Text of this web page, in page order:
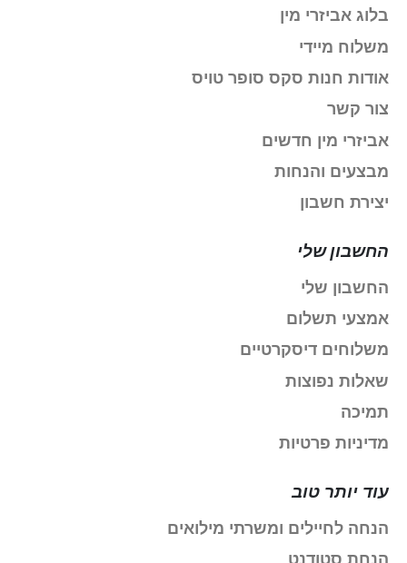
בלוג אביזרי מין
משלוח מיידי
אודות חנות סקס סופר טויס
צור קשר
אביזרי מין חדשים
מבצעים והנחות
יצירת חשבון
החשבון שלי
החשבון שלי
אמצעי תשלום
משלוחים דיסקרטיים
שאלות נפוצות
תמיכה
מדיניות פרטיות
עוד יותר טוב
הנחה לחיילים ומשרתי מילואים